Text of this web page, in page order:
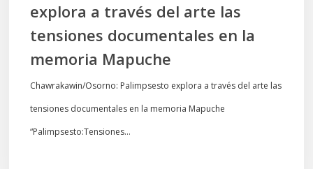
memoria
Mapuche
explora a través del arte las
tensiones documentales en la
memoria Mapuche
Chawrakawin/Osorno: Palimpsesto explora a través del arte las
tensiones documentales en la memoria Mapuche
“Palimpsesto:Tensiones…